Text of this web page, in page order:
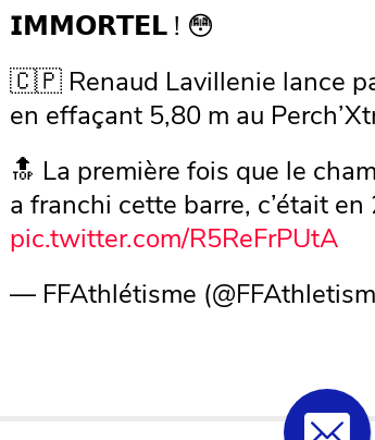
𝗜𝗠𝗠𝗢𝗥𝗧𝗘𝗟 ! 😳
🇨🇵 Renaud Lavillenie lance
en effaçant 5,80 m au
🔝 La première fois que le
a franchi cette barre, c’était
pic.twitter.com/R5ReFrPUtA
— FFAthlétisme